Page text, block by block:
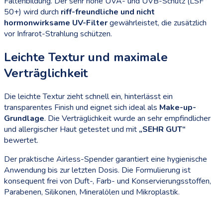
50+) wird durch riff-freundliche und nicht
hormonwirksame UV-Filtergewährleistet, die zusätzlich
vor Infrarot-Strahlung schützen.
Leichte Textur und maximale
Verträglichkeit
Die leichte Textur zieht schnell ein, hinterlässt ein
transparentes Finish und eignet sich ideal als Make-up-
Grundlage. Die Verträglichkeit wurde an sehr empfindlicher
und allergischer Haut getestet und mit „SEHR GUT“
bewertet.
Der praktische Airless-Spender garantiert eine hygienische
Anwendung bis zur letzten Dosis. Die Formulierung ist
konsequent frei von Duft-, Farb- und Konservierungsstoffen,
Parabenen, Silikonen, Mineralölen und Mikroplastik.